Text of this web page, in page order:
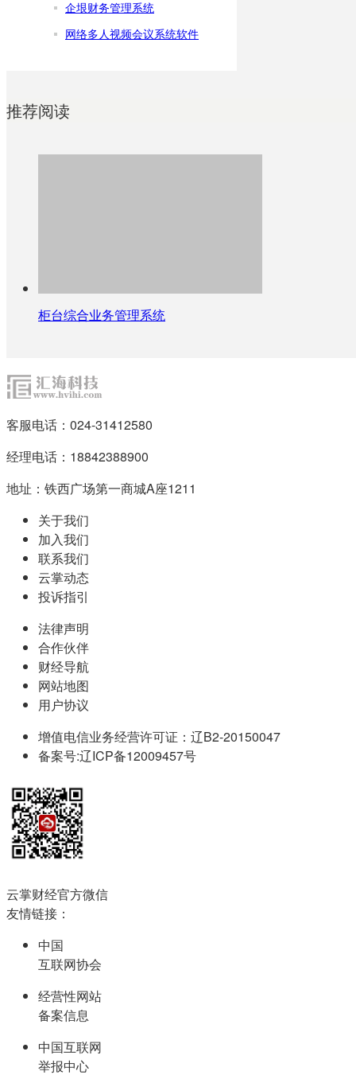
企垠财务管理系统
网络多人视频会议系统软件
推荐阅读
柜台综合业务管理系统
客服电话：024-31412580
经理电话：18842388900
地址：铁西广场第一商城A座1211
关于我们
加入我们
联系我们
云掌动态
投诉指引
法律声明
合作伙伴
财经导航
网站地图
用户协议
增值电信业务经营许可证：辽B2-20150047
备案号:辽ICP备12009457号
云掌财经官方微信
友情链接：
中国
互联网协会
经营性网站
备案信息
中国互联网
举报中心